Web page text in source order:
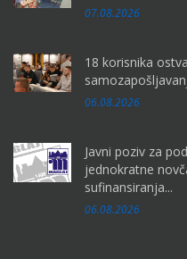
07.08.2026
18 korisnika
06.08.2026
Javni poziv za
jednokratne
sufinansiranja...
06.08.2026